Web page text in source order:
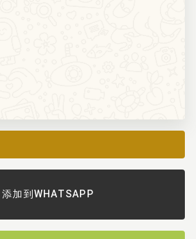
添加到WHATSAPP